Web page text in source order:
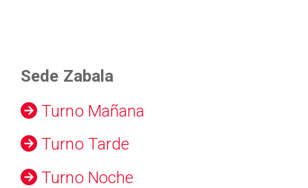
Sede Zabala
Turno Mañana
Turno Tarde
Turno Noche